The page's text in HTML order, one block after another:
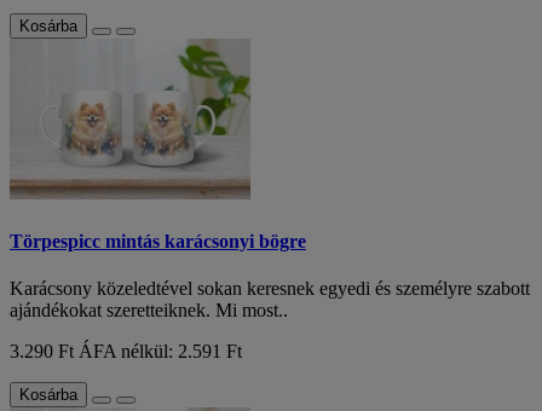
Kosárba
Törpespicc mintás karácsonyi bögre
Karácsony közeledtével sokan keresnek egyedi és személyre szabott
ajándékokat szeretteiknek. Mi most..
3.290 Ft ÁFA nélkül: 2.591 Ft
Kosárba